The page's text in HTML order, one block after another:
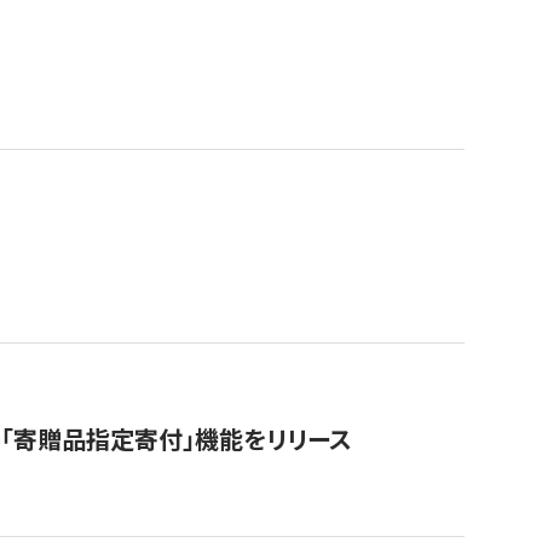
贈品指定寄付」機能をリリース